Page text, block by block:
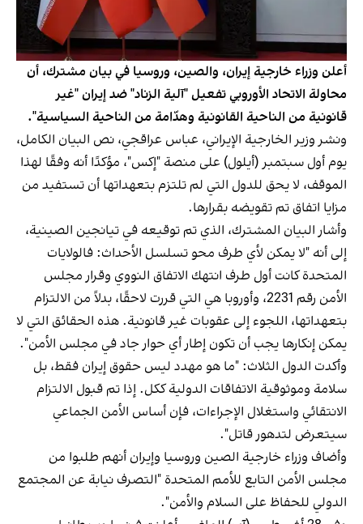
أعلن وزراء خارجية إيران، والصين، وروسيا في بيان مشترك، أن
محاولة الاتحاد الأوروبي تفعيل "آلية الزناد" ضد إيران "غير
قانونية من الناحية القانونية وهدّامة من الناحية السياسية".
ونشر وزير الخارجية الإيراني، عباس عراقجي، نص البيان الكامل،
يوم أول سبتمبر (أيلول) على منصة "إكس"، مؤكدًا أنه وفقًا لهذا
الموقف، لا يحق للدول التي لم تلتزم بتعهداتها أن تستفيد من
مزايا اتفاق تم تقويضه بقرارها.
وأشار البيان المشترك، الذي تم توقيعه في تيانجين الصينية،
إلى أنه "لا يمكن لأي طرف محو تسلسل الأحداث: فالولايات
المتحدة كانت أول طرف انتهك الاتفاق النووي وقرار مجلس
الأمن رقم 2231، وأوروبا هي التي قررت لاحقًا، بدلاً من الالتزام
بتعهداتها، اللجوء إلى عقوبات غير قانونية. هذه الحقائق التي لا
يمكن إنكارها يجب أن تكون إطار أي حوار جاد في مجلس الأمن".
وأكدت الدول الثلاث: "ما هو مهدد ليس حقوق إيران فقط، بل
سلامة وموثوقية الاتفاقات الدولية ككل. إذا تم قبول الالتزام
الانتقائي واستغلال الإجراءات، فإن أساس الأمن الجماعي
سيتعرض لتدهور قاتل".
وأضاف وزراء خارجية الصين وروسيا وإيران أنهم طلبوا من
مجلس الأمن التابع للأمم المتحدة "التصرف نيابة عن المجتمع
الدولي للحفاظ على السلام والأمن".